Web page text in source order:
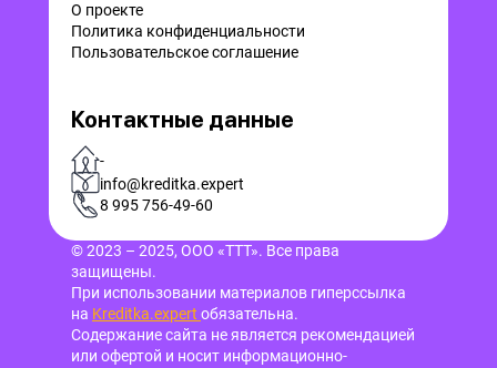
О проекте
Политика конфиденциальности
Пользовательское соглашение
Контактные данные
-
info@kreditka.expert
8 995 756-49-60
© 2023 – 2025, ООО «ТТТ». Все права
защищены.
При использовании материалов гиперссылка
на Kreditka.expert обязательна.
Содержание сайта не является рекомендацией
или офертой и носит информационно-